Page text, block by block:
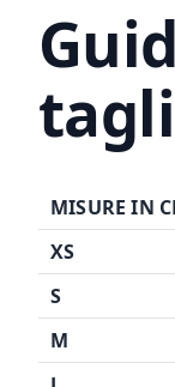
MISURE IN
XS
S
M